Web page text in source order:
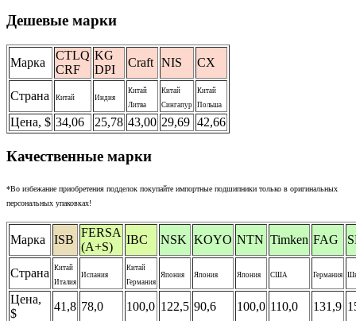
Дешевые марки
Марка
CTLQ
CRF
KG
DPI
Craft NIS CX
Страна Китай Индия
Китай
Литва
Китай
Сингапур
Китай
Польша
Цена, $ 34,06 25,78 43,00 29,69 42,66
Качественные марки
*Во избежание приобретения подделок покупайте импортные подшипники только в оригинальных
персональных упаковках!
Марка ISB
FERSA
(A+S)
IBC NSK KOYO NTN Timken FAG
Страна
Китай
Италия
Испания
Китай
Германия
Япония Япония Япония США Германия
Цена,
$
41,8 78,0 100,0 122,5 90,6 100,0 110,0 131,9